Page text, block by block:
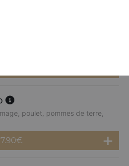
poulet, pommes de terre,
€